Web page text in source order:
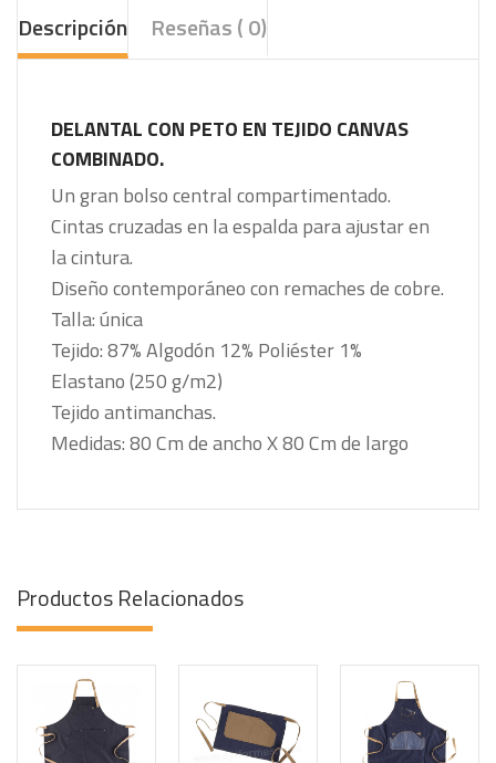
Descripción Reseñas ( 0)
DELANTAL CON PETO EN TEJIDO CANVAS
COMBINADO.
Un gran bolso central compartimentado.
Cintas cruzadas en la espalda para ajustar en
lacintura.
Diseño contemporáneo con remaches de cobre.
Talla: única
Tejido: 87% Algodón 12% Poliéster 1%
Elastano(250 g/m2)
Tejido antimanchas.
Medidas: 80 Cm de ancho X 80 Cm de largo
Productos Relacionados